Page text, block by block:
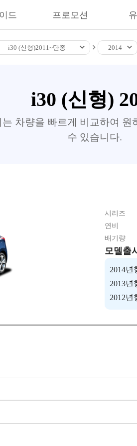
드 프로모션
i30 (신형)2011~단종 2014
i30 (신형)
차량을 빠르게 비교하여 원
수 있습니다.
시리즈
연비
배기량
모델출
2014년
2013년
2012년